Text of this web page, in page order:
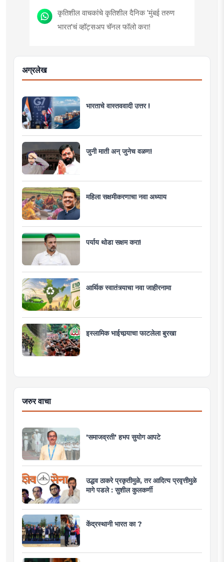
कृतिशील वाचकांचे कृतिशील दैनिक 'मुंबई तरुण
भारत'चं व्हॉट्सअप चॅनल फॉलो करा!
अग्रलेख
भारताचे वास्तववादी उत्तर !
जुनी माती अन् जुनेच वळण!
महिला सक्षमीकरणाचा नवा अध्याय
पर्याय थोडा सक्षम करा!
आर्थिक स्वातंत्र्याचा नवा जाहीरनामा
इस्लामिक भाईचार्‍याचा फाटलेला बुरखा
जरुर वाचा
'समाजव्रती' हभप सुयोग आपटे
उद्धव ठाकरे प्रकृतीमुळे, तर आदित्य प्रवृत्तीमुळे
मागे पडले : सुशील कुलकर्णी
केंद्रस्थानी भारत का ?